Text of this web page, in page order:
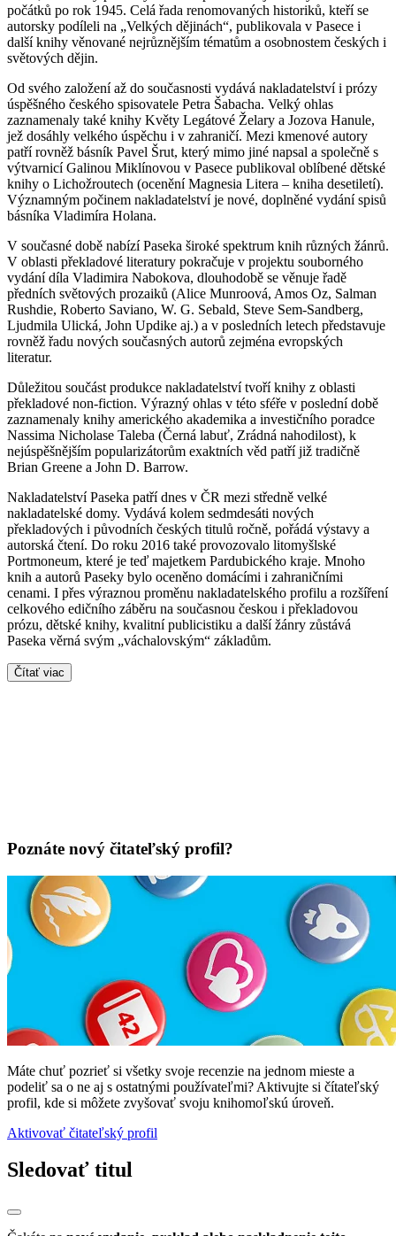
počátků po rok 1945. Celá řada renomovaných historiků, kteří se
autorsky podíleli na „Velkých dějinách“, publikovala v Pasece i
další knihy věnované nejrůznějším tématům a osobnostem českých i
světových dějin.
Od svého založení až do současnosti vydává nakladatelství i prózy
úspěšného českého spisovatele Petra Šabacha. Velký ohlas
zaznamenaly také knihy Květy Legátové Želary a Jozova Hanule,
jež dosáhly velkého úspěchu i v zahraničí. Mezi kmenové autory
patří rovněž básník Pavel Šrut, který mimo jiné napsal a společně s
výtvarnicí Galinou Miklínovou v Pasece publikoval oblíbené dětské
knihy o Lichožroutech (ocenění Magnesia Litera – kniha desetiletí).
Významným počinem nakladatelství je nové, doplněné vydání spisů
básníka Vladimíra Holana.
V současné době nabízí Paseka široké spektrum knih různých žánrů.
V oblasti překladové literatury pokračuje v projektu souborného
vydání díla Vladimira Nabokova, dlouhodobě se věnuje řadě
předních světových prozaiků (Alice Munroová, Amos Oz, Salman
Rushdie, Roberto Saviano, W. G. Sebald, Steve Sem-Sandberg,
Ljudmila Ulická, John Updike aj.) a v posledních letech představuje
rovněž řadu nových současných autorů zejména evropských
literatur.
Důležitou součást produkce nakladatelství tvoří knihy z oblasti
překladové non-fiction. Výrazný ohlas v této sféře v poslední době
zaznamenaly knihy amerického akademika a investičního poradce
Nassima Nicholase Taleba (Černá labuť, Zrádná nahodilost), k
nejúspěšnějším popularizátorům exaktních věd patří již tradičně
Brian Greene a John D. Barrow.
Nakladatelství Paseka patří dnes v ČR mezi středně velké
nakladatelské domy. Vydává kolem sedmdesáti nových
překladových i původních českých titulů ročně, pořádá výstavy a
autorská čtení. Do roku 2016 také provozovalo litomyšlské
Portmoneum, které je teď majetkem Pardubického kraje. Mnoho
knih a autorů Paseky bylo oceněno domácími i zahraničními
cenami. I přes výraznou proměnu nakladatelského profilu a rozšíření
celkového edičního záběru na současnou českou i překladovou
prózu, dětské knihy, kvalitní publicistiku a další žánry zůstává
Paseka věrná svým „váchalovským“ základům.
Čítať viac
Poznáte nový čitateľský profil?
Máte chuť pozrieť si všetky svoje recenzie na jednom mieste a
podeliť sa o ne aj s ostatnými používateľmi? Aktivujte si čítateľský
profil, kde si môžete zvyšovať svoju knihomoľskú úroveň.
Aktivovať čitateľský profil
Sledovať titul